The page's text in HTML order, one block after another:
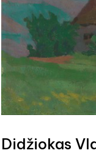
Didžiokas